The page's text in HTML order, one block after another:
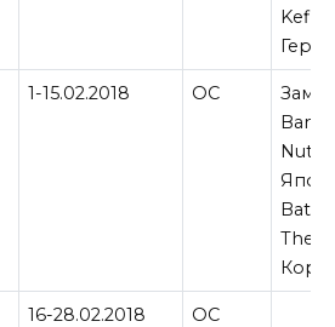
1-15.02.2018 ОС
Nuts
16-28.02.2018 ОС